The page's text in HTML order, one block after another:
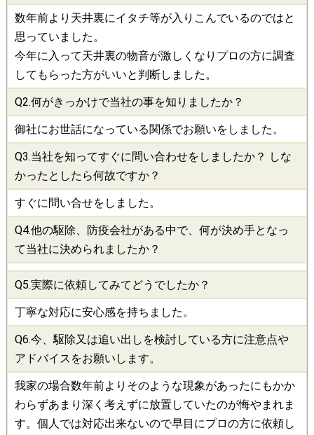
数年前より天井裏にイタチ等が入りこんでいるのではと
思っていました。
今年に入って天井裏の物音が激しくなりプロの方に調査
してもらった方がいいと判断しました。
Q2.何がきっかけで当社の事を知りましたか？
御社にお世話になっている関係でお願いをしました。
Q3.当社を知ってすぐに問い合わせをしましたか？ しな
かったとしたら何故ですか？
すぐに問い合せをしました。
Q4.他の駆除、 防疫会社がある中で、何が決め手となっ
て当社に決められましたか？
Q5.実際に依頼してみてどうでしたか？
丁寧な対応に安心感を持ちました。
Q6.今、駆除又は追い出しを検討している方に注意点や
アドバイスをお願いします。
我家の場合数年前よりそのような現象があったにもかか
わらずあまり深く考えずに放置していたのが悔やまれま
す。個人では対応出来ないので早目にプロの方に依頼し